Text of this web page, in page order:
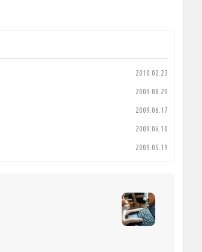
2010.02.23
2009.08.29
2009.06.17
2009.06.10
2009.05.19